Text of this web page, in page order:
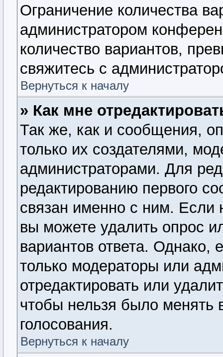
Ограничение количества
администратором
количество вариантов,
свяжитесь с
Вернуться к началу
» Как мне
Так же, как и сообщения,
только их создателями,
администраторами. Для
редактированию первого
связан именно с ним. Если
вы можете удалить опрос
вариантов ответа. Однако,
только модераторы или
отредактировать или
чтобы нельзя было менять
голосования.
Вернуться к началу